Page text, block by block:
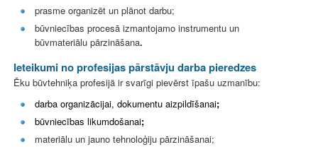
prasme organizēt un plānot darbu;
būvniecības procesā izmantojamo instrumentu un
būvmateriālu pārzināšana.
Ieteikumi no profesijas pārstāvju darba pieredzes
Ēku būvtehniķa profesijā ir svarīgi pievērst īpašu uzmanību:
darba organizācijai, dokumentu aizpildīšanai;
būvniecības likumdošanai;
materiālu un jauno tehnoloģiju pārzināšanai;